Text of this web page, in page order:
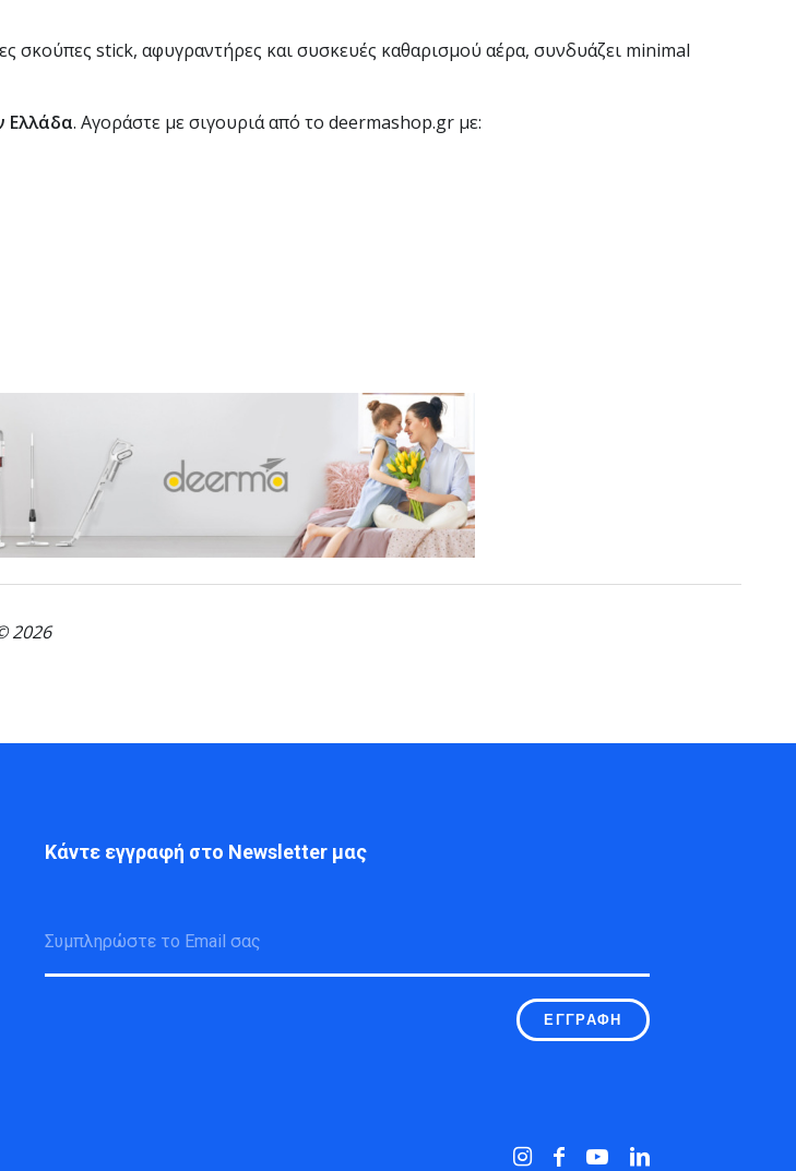
σκούπες stick, αφυγραντήρες και συσκευές καθαρισμού αέρα, συνδυάζει minimal
Ελλάδα. Αγοράστε με σιγουριά από το deermashop.gr με:
2026
Κάντε εγγραφή στο Newsletter μας